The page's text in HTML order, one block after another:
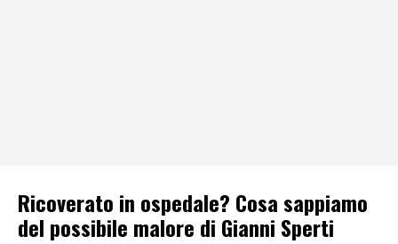
Ricoverato in ospedale? Cosa sappiamo
del possibile malore di Gianni Sperti